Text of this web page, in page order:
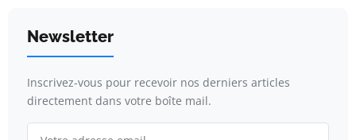
Newsletter
Inscrivez-vous pour recevoir nos derniers articles
directement dans votre boîte mail.